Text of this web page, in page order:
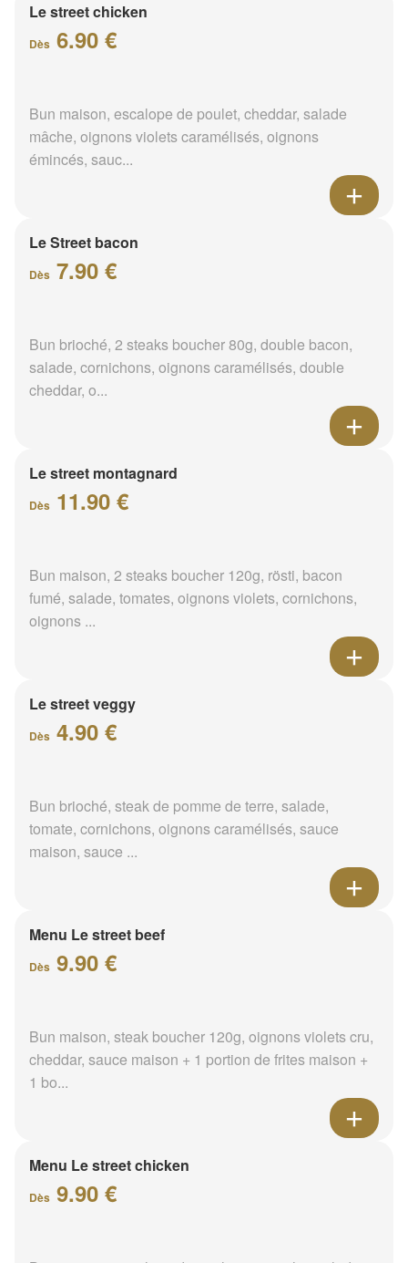
Le street chicken
Dès 6.90 €
Bun maison, escalope de poulet, cheddar, salade
mâche, oignons violets caramélisés, oignons
émincés, sauc...
Le Street bacon
Dès 7.90 €
Bun brioché, 2 steaks boucher 80g, double bacon,
salade, cornichons, oignons caramélisés, double
cheddar, o...
Le street montagnard
Dès 11.90 €
Bun maison, 2 steaks boucher 120g, rösti, bacon
fumé, salade, tomates, oignons violets, cornichons,
oignons ...
Le street veggy
Dès 4.90 €
Bun brioché, steak de pomme de terre, salade,
tomate, cornichons, oignons caramélisés, sauce
maison, sauce ...
Menu Le street beef
Dès 9.90 €
Bun maison, steak boucher 120g, oignons violets cru,
cheddar, sauce maison + 1 portion de frites maison +
1 bo...
Menu Le street chicken
Dès 9.90 €